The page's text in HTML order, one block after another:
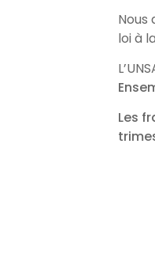
Nous
loi à
Les